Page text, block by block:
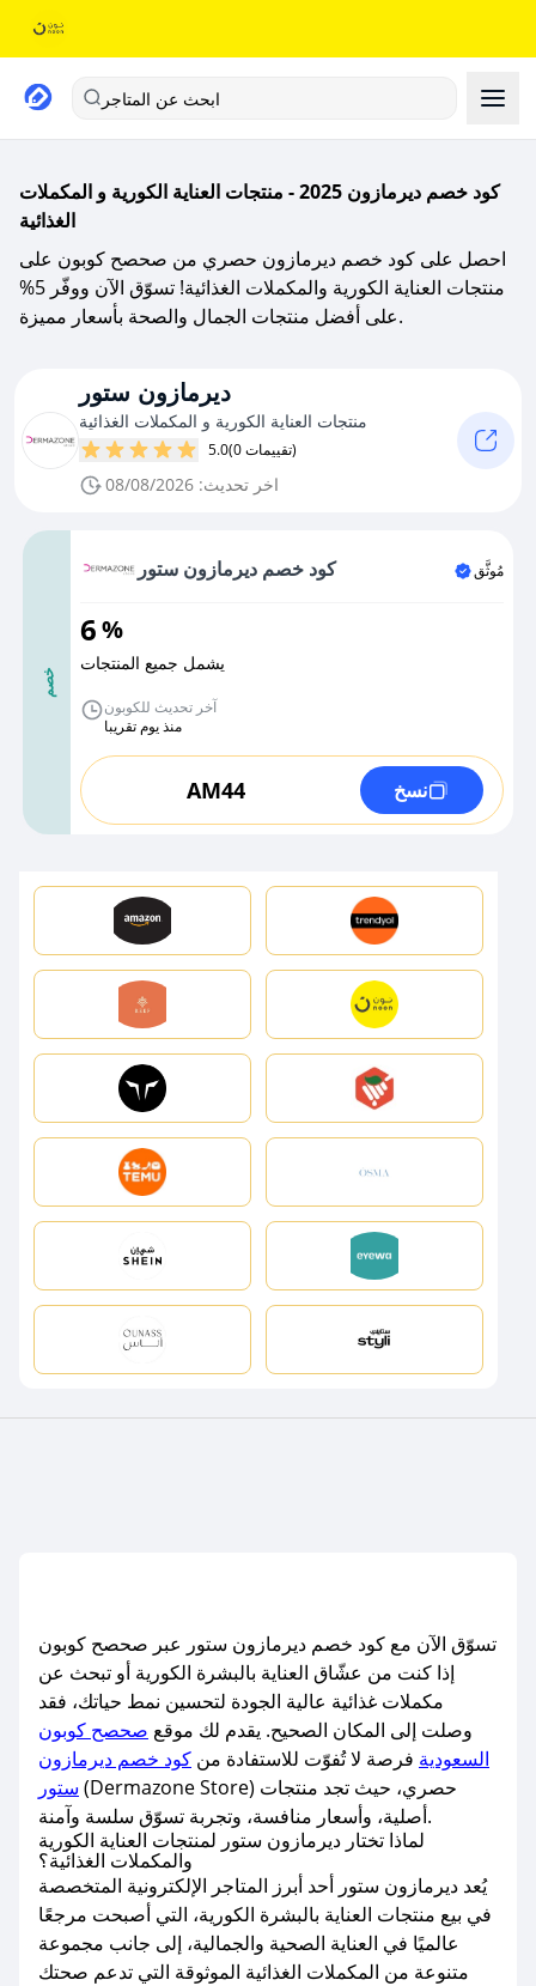
ابحث عن المتاجر
كود خصم ديرمازون 2025 - منتجات العناية الكورية و المكملات
الغذائية
احصل على كود خصم ديرمازون حصري من صحصح كوبون على
منتجات العناية الكورية والمكملات الغذائية! تسوّق الآن ووفّر 5%
على أفضل منتجات الجمال والصحة بأسعار مميزة.
ديرمازون ستور
منتجات العناية الكورية و المكملات الغذائية
5.0 (0 تقييمات)
اخر تحديث: 08/08/2026
خصم
كود خصم ديرمازون ستور مُوثَّق
6%
يشمل جميع المنتجات
آخر تحديث للكوبون
منذ يوم تقريبا
AM44 نسخ
تسوّق الآن مع كود خصم ديرمازون ستور عبر صحصح كوبون
إذا كنت من عشّاق العناية بالبشرة الكورية أو تبحث عن
مكملات غذائية عالية الجودة لتحسين نمط حياتك، فقد
وصلت إلى المكان الصحيح. يقدم لك موقع صحصح كوبون
السعودية فرصة لا تُفوّت للاستفادة من كود خصم ديرمازون
ستور (Dermazone Store) حصري، حيث تجد منتجات
أصلية، وأسعار منافسة، وتجربة تسوّق سلسة وآمنة.
لماذا تختار ديرمازون ستور لمنتجات العناية الكورية
والمكملات الغذائية؟
يُعد ديرمازون ستور أحد أبرز المتاجر الإلكترونية المتخصصة
في بيع منتجات العناية بالبشرة الكورية، التي أصبحت مرجعًا
عالميًا في العناية الصحية والجمالية، إلى جانب مجموعة
متنوعة من المكملات الغذائية الموثوقة التي تدعم صحتك